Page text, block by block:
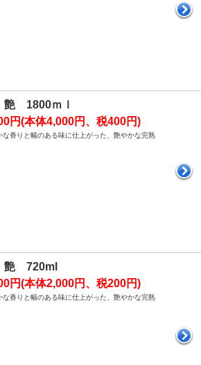
1800ｍｌ
円(本体4,000円、税400円)
な香りと幅のある味に仕上がった、艶やかな完熟
720ml
円(本体2,000円、税200円)
な香りと幅のある味に仕上がった、艶やかな完熟